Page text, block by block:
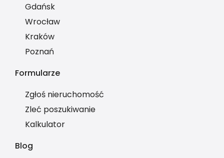
Gdańsk
Wrocław
Kraków
Poznań
Formularze
Zgłoś nieruchomość
Zleć poszukiwanie
Kalkulator
Blog